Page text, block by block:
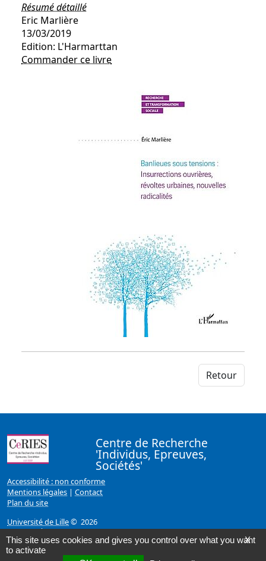
Résumé détaillé
Eric Marlière
13/03/2019
Edition: L'Harmarttan
Commander ce livre
Retour
Centre de Recherche
'Individus, Epreuves,
Sociétés'
Accessibilité : non conforme
Mentions légales | Contact
Plan du site
Université de Lille© 2026
Page mise à jour le 19/02/2020 (14:51)
X
This site uses cookies and gives you control over what you want
to activate